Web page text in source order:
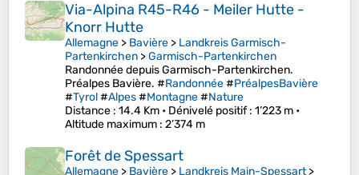
Via-Alpina R45-R46 - Meiler Hutte -
Knorr Hutte
Allemagne > Bavière > Landkreis Garmisch-
Partenkirchen >Garmisch-Partenkirchen
Randonnée depuis Garmisch-Partenkirchen.
Préalpes Bavière. #Randonnée#PréalpesBavière
#Tyrol#Alpes#Montagne#Nature
Distance : 14.4 Km • Dénivelé positif: 1’223 m •
Altitude maximum : 2’374 m
Forêt de Spessart
Allemagne > Bavière > Landkreis Main-Spessart>